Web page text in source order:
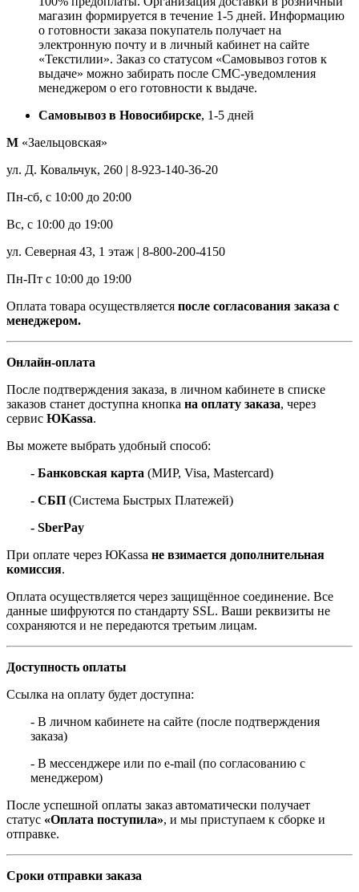
магазин формируется в течение 1-5 дней. Информацию
о готовности заказа покупатель получает на
электронную почту и в личный кабинет на сайте
«Текстилии». Заказ со статусом «Самовывоз готов к
выдаче» можно забирать после СМС-уведомления
менеджером о его готовности к выдаче.
Самовывоз в Новосибирске, 1-5 дней
М «Заельцовская»
ул. Д. Ковальчук, 260 | 8-923-140-36-20
Пн-сб, с 10:00 до 20:00
Вс, с 10:00 до 19:00
ул. Северная 43, 1 этаж | 8-800-200-4150
Пн-Пт с 10:00 до 19:00
Оплата товара осуществляется после согласования заказа с
менеджером.
Онлайн-оплата
После подтверждения заказа, в личном кабинете в списке
заказов станет доступна кнопка на оплату заказа, через
сервис ЮKassa.
Вы можете выбрать удобный способ:
- Банковская карта (МИР, Visa, Mastercard)
- СБП (Система Быстрых Платежей)
- SberPay
При оплате через ЮKassa не взимается дополнительная
комиссия.
Оплата осуществляется через защищённое соединение. Все
данные шифруются по стандарту SSL. Ваши реквизиты не
сохраняются и не передаются третьим лицам.
Доступность оплаты
Ссылка на оплату будет доступна:
- В личном кабинете на сайте (после подтверждения
заказа)
- В мессенджере или по e-mail (по согласованию с
менеджером)
После успешной оплаты заказ автоматически получает
статус «Оплата поступила», и мы приступаем к сборке и
отправке.
Сроки отправки заказа